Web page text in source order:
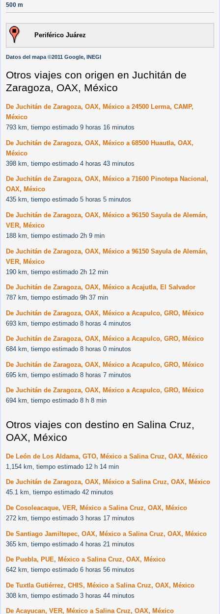
500 m
Periférico Juárez
Datos del mapa ©2011 Google, INEGI
Otros viajes con origen en Juchitán de
Zaragoza, OAX, México
De Juchitán de Zaragoza, OAX, México a 24500 Lerma, CAMP,
México
793 km, tiempo estimado 9 horas 16 minutos
De Juchitán de Zaragoza, OAX, México a 68500 Huautla, OAX,
México
398 km, tiempo estimado 4 horas 43 minutos
De Juchitán de Zaragoza, OAX, México a 71600 Pinotepa Nacional,
OAX, México
435 km, tiempo estimado 5 horas 5 minutos
De Juchitán de Zaragoza, OAX, México a 96150 Sayula de Alemán,
VER, México
188 km, tiempo estimado 2h 9 min
De Juchitán de Zaragoza, OAX, México a 96150 Sayula de Alemán,
VER, México
190 km, tiempo estimado 2h 12 min
De Juchitán de Zaragoza, OAX, México a Acajutla, El Salvador
787 km, tiempo estimado 9h 37 min
De Juchitán de Zaragoza, OAX, México a Acapulco, GRO, México
693 km, tiempo estimado 8 horas 4 minutos
De Juchitán de Zaragoza, OAX, México a Acapulco, GRO, México
684 km, tiempo estimado 8 horas 0 minutos
De Juchitán de Zaragoza, OAX, México a Acapulco, GRO, México
695 km, tiempo estimado 8 horas 7 minutos
De Juchitán de Zaragoza, OAX, México a Acapulco, GRO, México
694 km, tiempo estimado 8 h 8 min
Otros viajes con destino en Salina Cruz,
OAX, México
De León de Los Aldama, GTO, México a Salina Cruz, OAX, México
1,154 km, tiempo estimado 12 h 14 min
De Juchitán de Zaragoza, OAX, México a Salina Cruz, OAX, México
45.1 km, tiempo estimado 42 minutos
De Cosoleacaque, VER, México a Salina Cruz, OAX, México
272 km, tiempo estimado 3 horas 17 minutos
De Santiago Jamiltepec, OAX, México a Salina Cruz, OAX, México
365 km, tiempo estimado 4 horas 21 minutos
De Puebla, PUE, México a Salina Cruz, OAX, México
642 km, tiempo estimado 6 horas 56 minutos
De Tuxtla Gutiérrez, CHIS, México a Salina Cruz, OAX, México
308 km, tiempo estimado 3 horas 44 minutos
De Acayucan, VER, México a Salina Cruz, OAX, México